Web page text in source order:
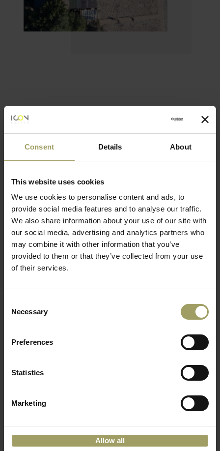
Consent Details About
This website uses cookies
We use cookies to personalise content and ads, to
provide social media features and to analyse our traffic.
We also share information about your use of our site with
our social media, advertising and analytics partners who
may combine it with other information that you’ve
provided to them or that they’ve collected from your use
of their services.
Selection
Necessary
Preferences
Statistics
Marketing
Allow all
Icon Suites Moments